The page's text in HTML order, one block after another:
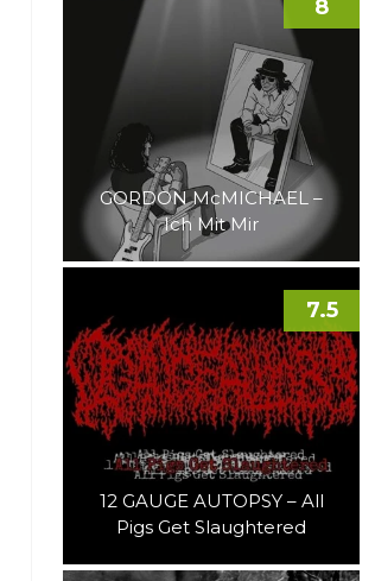
GORDON McMICHAEL –
Ich Mit Mir
8
12 GAUGE AUTOPSY – All
Pigs Get Slaughtered
7.5